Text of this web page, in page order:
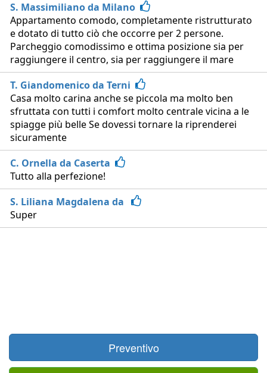
S. Massimiliano da Milano
Appartamento comodo, completamente ristrutturato
e dotato di tutto ciò che occorre per 2 persone.
Parcheggio comodissimo e ottima posizione sia per
raggiungere il centro, sia per raggiungere il mare
T. Giandomenico da Terni
Casa molto carina anche se piccola ma molto ben
sfruttata con tutti i comfort molto centrale vicina a le
spiagge più belle Se dovessi tornare la riprenderei
sicuramente
C. Ornella da Caserta
Tutto alla perfezione!
S. Liliana Magdalena da
Super
Preventivo